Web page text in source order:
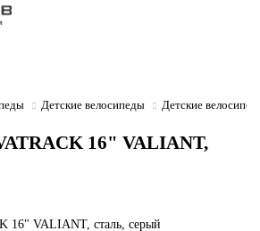
Детские велосипеды Детские
16" VALIANT,
16" VALIANT, сталь, серый